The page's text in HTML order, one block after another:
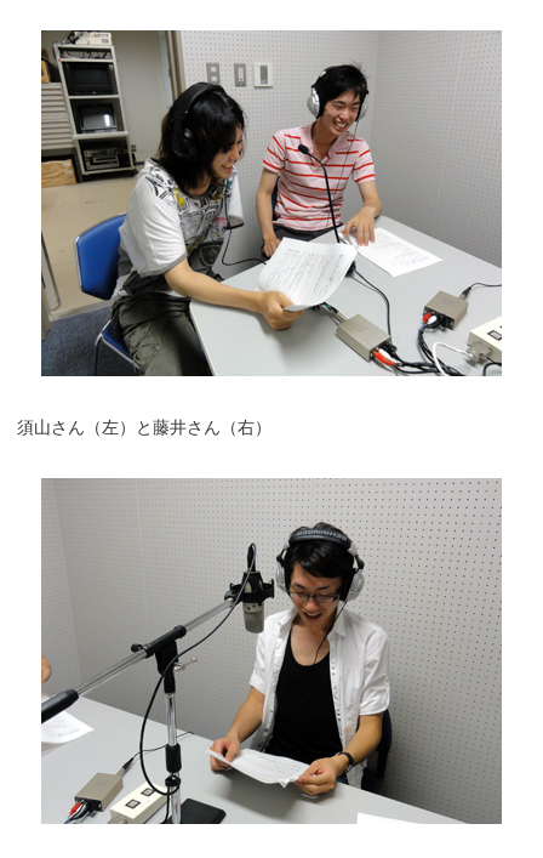
須山さん（左）と藤井さん（右）